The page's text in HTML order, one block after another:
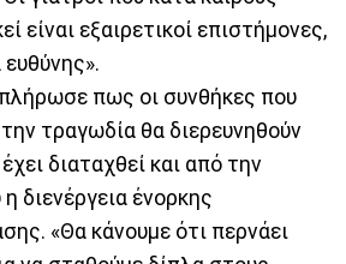
είναι εξαιρετικοί επιστήμονες,
πως οι συνθήκες που
τραγωδία θα διερευνηθούν
διαταχθεί και από την
διενέργεια ένορκης
«Θα κάνουμε ότι περνάει